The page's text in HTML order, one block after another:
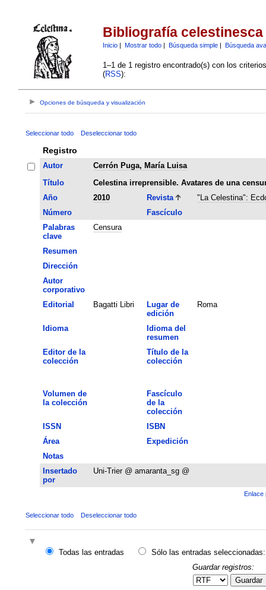
Bibliografía celestinesca
Inicio| Mostrar todo| Búsqueda simple| Búsqueda
1–1 de 1 registro encontrado(s) con los
(RSS):
Opciones de búsqueda y visualización
Seleccionar todo Deseleccionar todo
Registro
Autor
Cerrón Puga, María Luisa
Título
Celestina irreprensible. Avatares de una
Año
2010 Revista
"La Celestina":
Número
Fascículo
Palabras
clave
Censura
Resumen
Dirección
Autor
corporativo
Editorial
Bagatti Libri
Lugar de
edición
Roma
Idioma
Idioma del
resumen
Editor de la
colección
Título de la
colección
Volumen de
la colección
Fascículo
de la
colección
ISSN
ISBN
Área
Expedición
Notas
Insertado
por
Uni-Trier @ amaranta_sg @
Enlace
Seleccionar todo Deseleccionar todo
Todas las entradas
Sólo las entradas seleccionadas:
Guardar registros:
Guardar